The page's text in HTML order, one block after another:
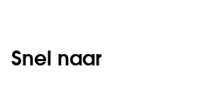
Snel naar